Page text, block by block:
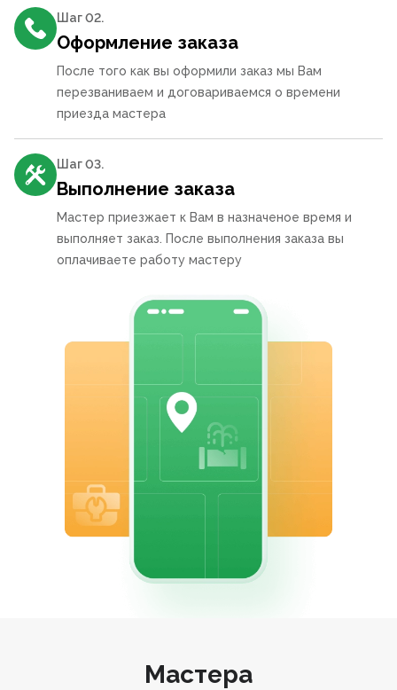
Шаг 02.
Оформление заказа
После того как вы оформили заказ мы Вам
перезваниваем и договариваемся о времени
приезда мастера
Шаг 03.
Выполнение заказа
Мастер приезжает к Вам в назначеное время и
выполняет заказ. После выполнения заказа вы
оплачиваете работу мастеру
Мастера